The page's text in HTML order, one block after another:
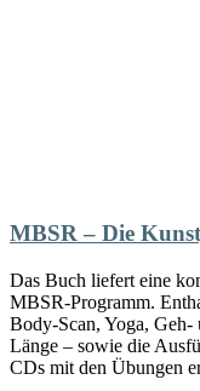
MBSR – Die
Das Buch liefert eine
MBSR-Programm.
Body-Scan, Yoga,
Länge – sowie die
CDs mit den Übungen